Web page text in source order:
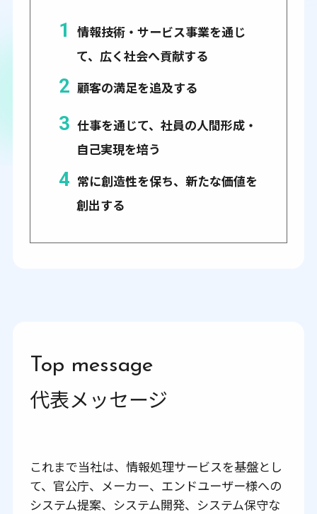
1 情報技術・サービス事業を通じ
て、広く社会へ貢献する
2 顧客の満足を追及する
3 仕事を通じて、社員の人間形成・
自己実現を培う
4 常に創造性を保ち、新たな価値を
創出する
Top message
代表メッセージ
これまで当社は、情報処理サービスを基盤とし
て、官公庁、メーカー、エンドユーザー様への
システム提案、システム開発、システム保守な